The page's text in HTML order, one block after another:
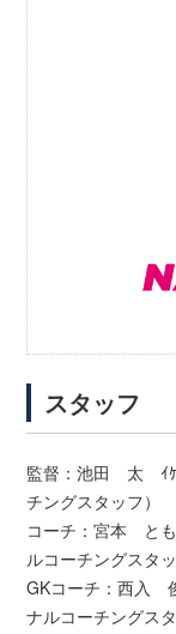
スタッフ
監督：池田 太 ｲｹ
チングスタッフ）
コーチ：宮本 と
ルコーチングスタッ
GKコーチ：西入
ナルコーチングスタ